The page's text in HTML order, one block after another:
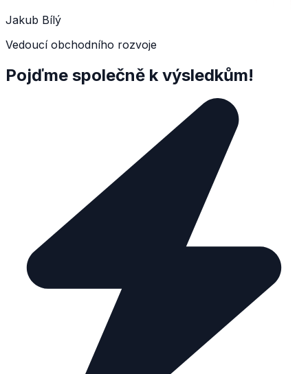
Jakub Bílý
Vedoucí obchodního rozvoje
Pojďme společně k výsledkům!